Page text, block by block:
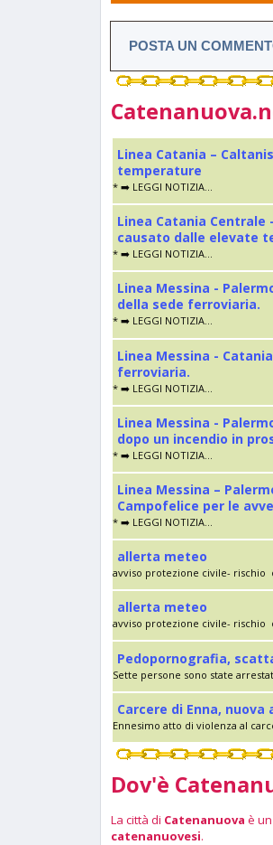
POSTA UN
Linea Catania –
temperature
* ➡️ LEGGI NOTIZIA...
Linea Catania
causato dalle elevate
* ➡️ LEGGI NOTIZIA...
Linea Messina -
della sede ferroviaria.
* ➡️ LEGGI NOTIZIA...
Linea Messina -
ferroviaria.
* ➡️ LEGGI NOTIZIA...
Linea Messina -
dopo un incendio in
* ➡️ LEGGI NOTIZIA...
Linea Messina –
Campofelice per le
* ➡️ LEGGI NOTIZIA...
allerta meteo
avviso protezione civile- rischio
allerta meteo
avviso protezione civile- rischio
Pedopornografia,
Sette persone sono state
Carcere di Enna,
Ennesimo atto di violenza al
Dov'è
La città di Catenanuova è
catenanuovesi.